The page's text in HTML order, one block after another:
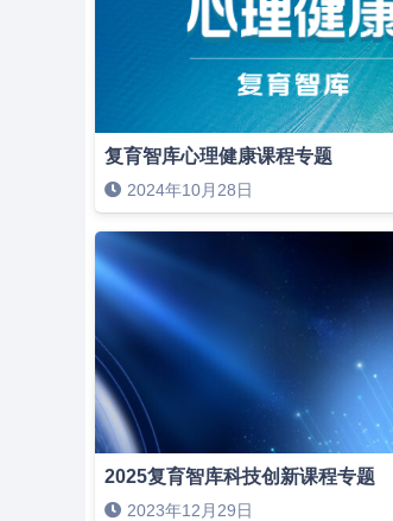
复育智库心理健康课程专题
2024年10月28日
2025复育智库科技创新课程专题
2023年12月29日